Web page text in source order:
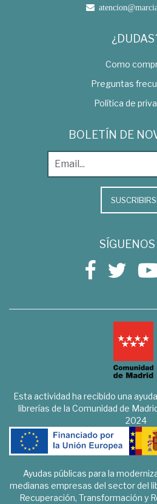
Como
Preguntas
Política de
BOLETÍN DE
SÍGUENOS
Esta actividad ha recibido una
librerías de la Comunidad de
2024
Ayudas públicas para la
medianas empresas del sector del
Recuperación, Transformación y